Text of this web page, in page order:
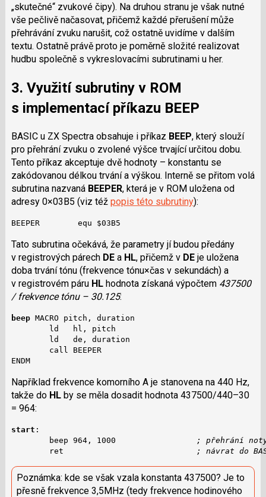
„skutečné“ zvukové čipy). Na druhou stranu je však nutné
vše pečlivě načasovat, přičemž každé přerušení může
přehrávání zvuku narušit, což ostatně uvidíme v dalším
textu. Ostatně právě proto je poměrně složité realizovat
hudbu společně s vykreslovacími subrutinami u her.
3. Využití subrutiny v ROM
s implementací příkazu BEEP
BASIC u ZX Spectra obsahuje i příkaz BEEP, který slouží
pro přehrání zvuku o zvolené výšce trvající určitou dobu.
Tento příkaz akceptuje dvě hodnoty – konstantu se
zakódovanou délkou trvání a výškou. Interně se přitom volá
subrutina nazvaná BEEPER, která je v ROM uložena od
adresy 0×03B5 (viz též popis této subrutiny):
BEEPER        equ $03B5
Tato subrutina očekává, že parametry jí budou předány
v registrových párech DEa HL, přičemž v DEje uložena
doba trvání tónu (frekvence tónu×čas v sekundách) a
v registrovém páru HLhodnota získaná výpočtem 437500
/ frekvence tónu – 30.125:
beep MACRO pitch, duration
        ld   hl, pitch
        ld   de, duration
        call BEEPER
ENDM
Například frekvence komorního A je stanovena na 440 Hz,
takže do HLby se měla dosadit hodnota 437500/440–30
= 964:
start :
        beep 964, 1000
; přehrání
        ret
; návrat do
Poznámka: kde se však vzala konstanta 437500? Je to
přesně frekvence 3,5MHz (tedy frekvence hodinového